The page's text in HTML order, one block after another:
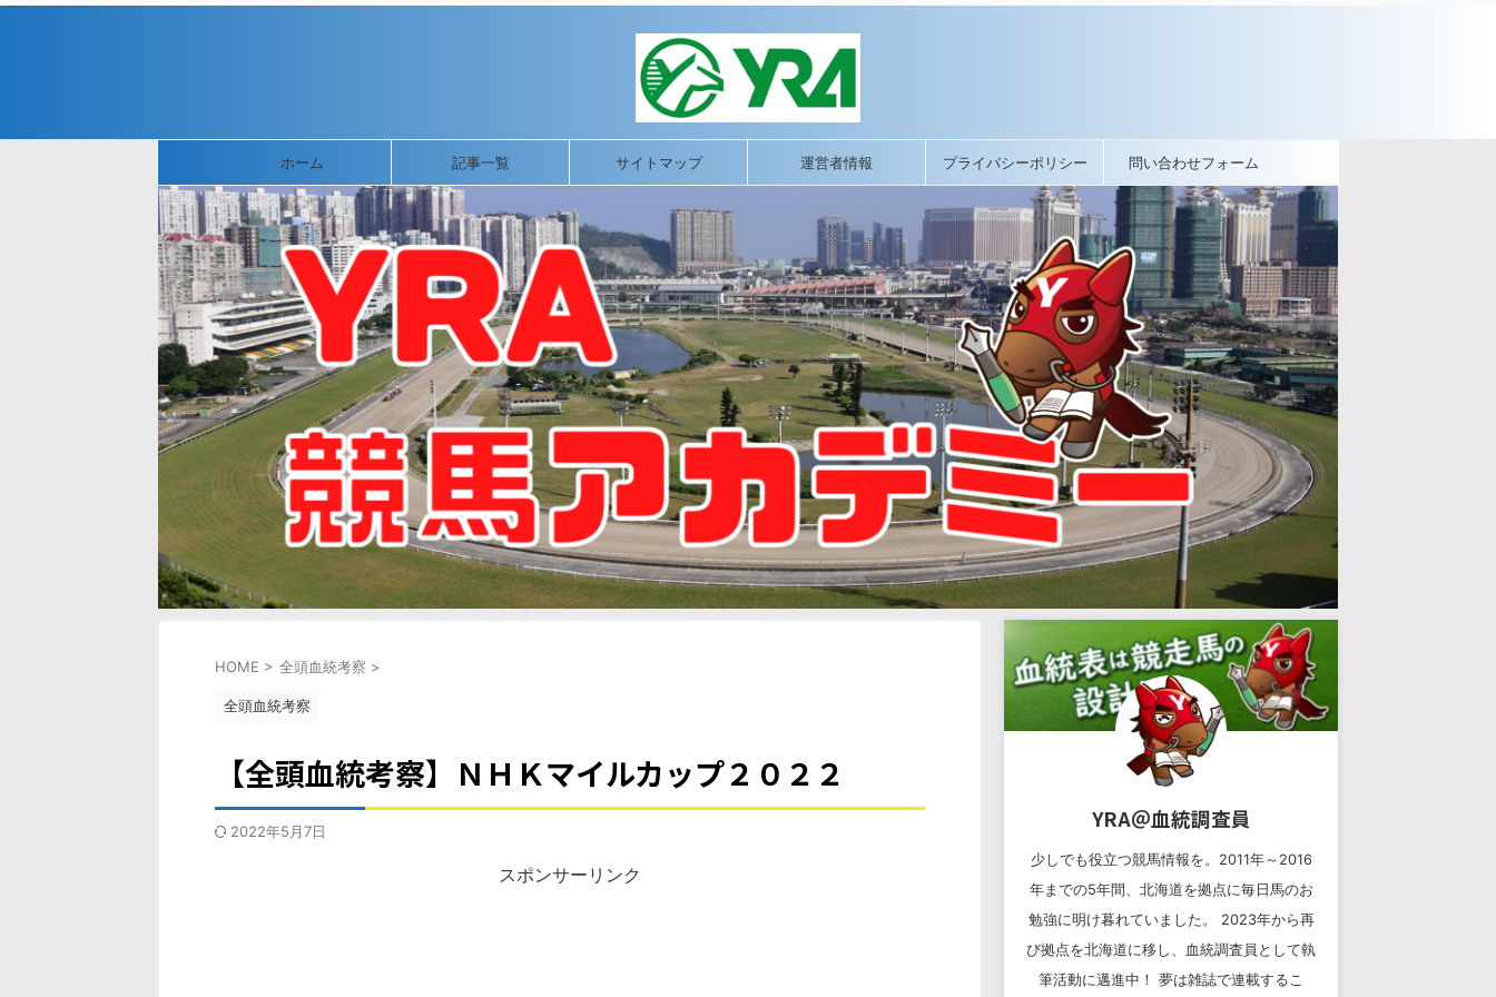
ホーム 記事一覧 サイトマップ 運営者情報 プライバシーポリシー 問い合わせフォーム
HOME > 全頭血統考察 >
全頭血統考察
【全頭血統考察】ＮＨＫマイルカップ２０２２
2022年5月7日
スポンサーリンク
YRA＠血統調査員
少しでも役立つ競馬情報を。2011年～2016
年までの5年間、北海道を拠点に毎日馬のお
勉強に明け暮れていました。 2023年から再
び拠点を北海道に移し、血統調査員として執
筆活動に邁進中！ 夢は雑誌で連載するこ